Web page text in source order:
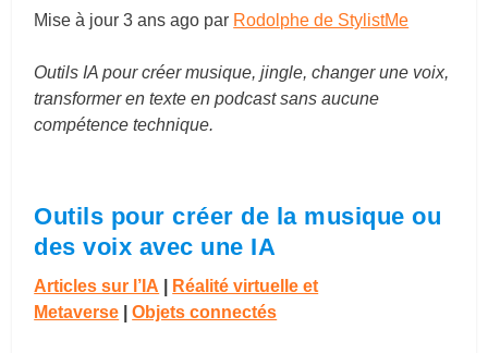
Mise à jour3 ans ago par Rodolphe de StylistMe
Outils IA pour créer musique, jingle, changer une voix,
transformer en texte en podcast sans aucune
compétence technique.
Outils pour créer de la musique ou
des voix avec une IA
Articles sur l’IA
Réalité virtuelle et
Metaverse |Objets connectés